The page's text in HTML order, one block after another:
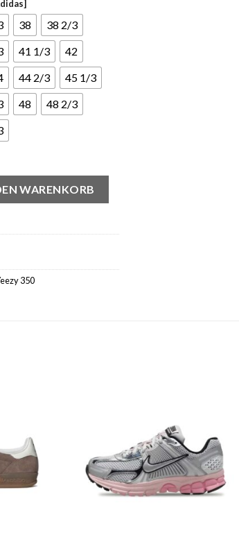
38
38 2/3
41 1/3
42
44 2/3
45 1/3
48
48 2/3
WARENKORB
350